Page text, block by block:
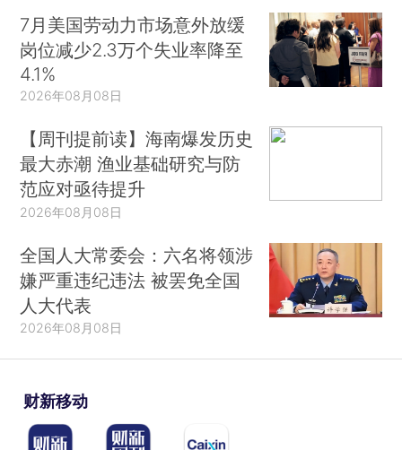
7月美国劳动力市场意外放缓
岗位减少2.3万个失业率降至
4.1%
2026年08月08日
【周刊提前读】海南爆发历史
最大赤潮 渔业基础研究与防
范应对亟待提升
2026年08月08日
全国人大常委会：六名将领涉
嫌严重违纪违法 被罢免全国
人大代表
2026年08月08日
财新移动